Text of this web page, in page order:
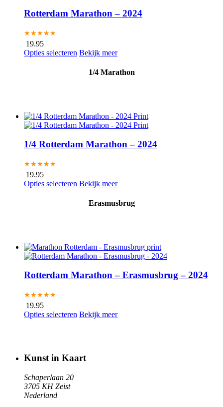
Rotterdam Marathon – 2024
★★★★★
19.95
Opties selecteren Bekijk meer
1/4 Marathon
1/4 Rotterdam Marathon – 2024
★★★★★
19.95
Opties selecteren Bekijk meer
Erasmusbrug
Rotterdam Marathon – Erasmusbrug – 2024
★★★★★
19.95
Opties selecteren Bekijk meer
Kunst in Kaart
Schaperlaan 20
3705 KH Zeist
Nederland